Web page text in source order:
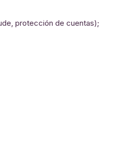
protección de cuentas);